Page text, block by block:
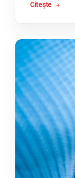
Citește